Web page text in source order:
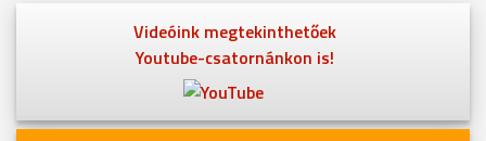
Videóink megtekinthetőek
Youtube-csatornánkon is!